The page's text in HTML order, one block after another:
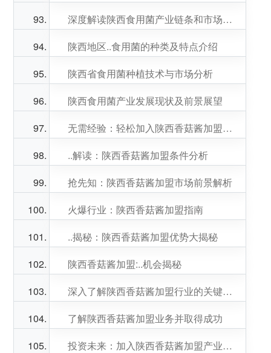
深度解读陕西食用菌产业链条和市场竞争态势
陕西地区..食用菌的种类及特点介绍
陕西省食用菌种植技术与市场分析
陕西食用菌产业发展现状及前景展望
无需经验：轻松加入陕西香菇酱加盟行列
..解读：陕西香菇酱加盟条件分析
抢先知：陕西香菇酱加盟市场前景解析
火爆行业：陕西香菇酱加盟指南
..揭秘：陕西香菇酱加盟优势大揭秘
陕西香菇酱加盟:..机会揭秘
深入了解陕西香菇酱加盟行业的关键成功因素
了解陕西香菇酱加盟业务并取得成功
投资未来：加入陕西香菇酱加盟产业的好处